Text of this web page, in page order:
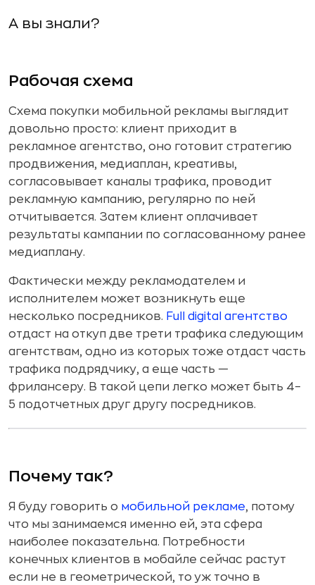
А вы знали?
Рабочая схема
Схема покупки мобильной рекламы выглядит
довольно просто: клиент приходит в
рекламное агентство, оно готовит стратегию
продвижения, медиаплан, креативы,
согласовывает каналы трафика, проводит
рекламную кампанию, регулярно по ней
отчитывается. Затем клиент оплачивает
результаты кампании по согласованному ранее
медиаплану.
Фактически между рекламодателем и
исполнителем может возникнуть еще
несколько посредников. Full digital агентство
отдаст на откуп две трети трафика следующим
агентствам, одно из которых тоже отдаст часть
трафика подрядчику, а еще часть —
фрилансеру. В такой цепи легко может быть 4–
5 подотчетных друг другу посредников.
Почему так?
Я буду говорить о мобильной рекламе, потому
что мы занимаемся именно ей, эта сфера
наиболее показательна. Потребности
конечных клиентов в мобайле сейчас растут
если не в геометрической, то уж точно в